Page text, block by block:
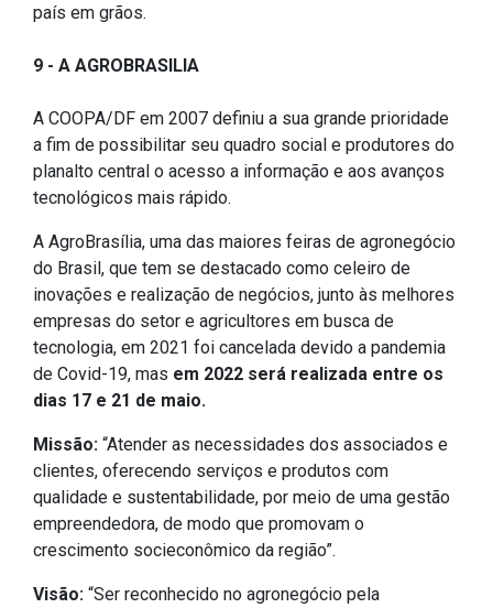
país em grãos.
9 - A AGROBRASILIA
A COOPA/DF em 2007 definiu a sua grande prioridade
a fim de possibilitar seu quadro social e produtores do
planalto central o acesso a informação e aos avanços
tecnológicos mais rápido.
A AgroBrasília, uma das maiores feiras de agronegócio
do Brasil, que tem se destacado como celeiro de
inovações e realização de negócios, junto às melhores
empresas do setor e agricultores em busca de
tecnologia, em 2021 foi cancelada devido a pandemia
de Covid-19, mas em 2022 será realizada entre os
dias 17 e 21 de maio.
Missão: “Atender as necessidades dos associados e
clientes, oferecendo serviços e produtos com
qualidade e sustentabilidade, por meio de uma gestão
empreendedora, de modo que promovam o
crescimento socieconômico da região”.
Visão: “Ser reconhecido no agronegócio pela